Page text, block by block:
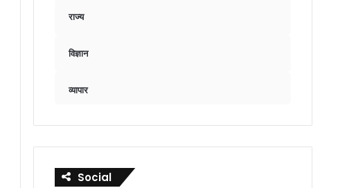
राज्य
विज्ञान
व्यापार
Social